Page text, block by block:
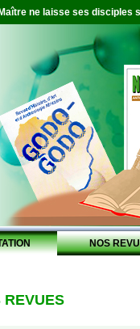
ne laisse ses disciples
NOS
REVUES